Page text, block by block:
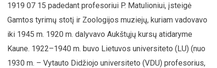
1919 07 15 padedant profesoriui P. Matulioniui, įsteigė
Gamtos tyrimų stotį ir Zoologijos muziejų, kuriam vadovavo
iki 1945 m. 1920 m. dalyvavo Aukštųjų kursų atidaryme
Kaune. 1922–1940 m. buvo Lietuvos universiteto (LU) (nuo
1930 m. – Vytauto Didžiojo universiteto (VDU) profesorius,